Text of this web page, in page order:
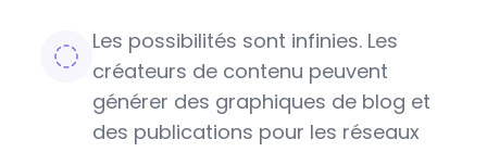
Les possibilités sont infinies. Les
créateurs de contenu peuvent
générer des graphiques de blog et
des publications pour les réseaux